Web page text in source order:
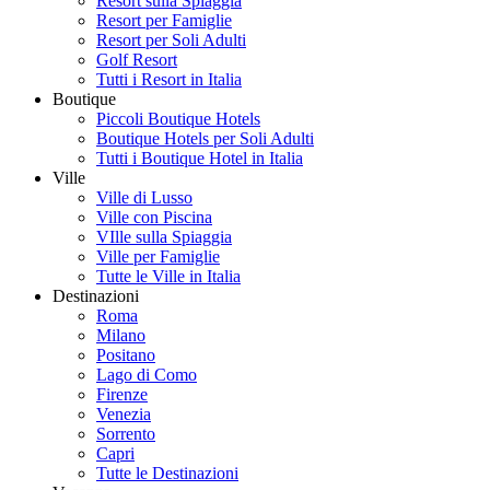
Resort per Famiglie
Resort per Soli Adulti
Golf Resort
Tutti i Resort in Italia
Boutique
Piccoli Boutique Hotels
Boutique Hotels per Soli Adulti
Tutti i Boutique Hotel in Italia
Ville
Ville di Lusso
Ville con Piscina
VIlle sulla Spiaggia
Ville per Famiglie
Tutte le Ville in Italia
Destinazioni
Roma
Milano
Positano
Lago di Como
Firenze
Venezia
Sorrento
Capri
Tutte le Destinazioni